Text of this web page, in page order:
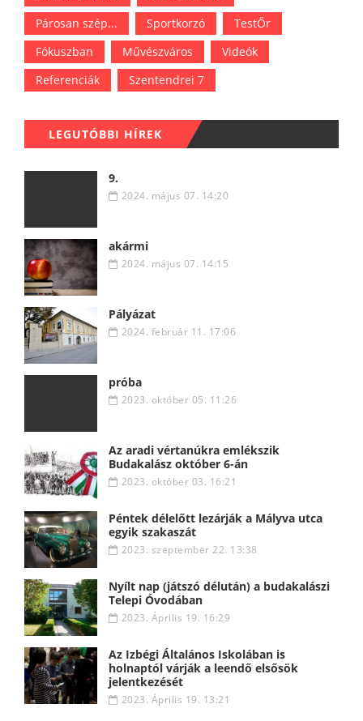
Párosan szép...
Sportkorzó
TestŐr
Fókuszban
Művészváros
Videók
Referenciák
Szentendrei 7
LEGUTÓBBI HÍREK
9.
2024. május 07. 14:20
akármi
2024. május 07. 14:15
Pályázat
2024. február 11. 17:06
próba
2023. október 05. 11:26
Az aradi vértanúkra emlékszik
Budakalász október 6-án
2023. október 03. 16:21
Péntek délelőtt lezárják a Mályva utca
egyik szakaszát
2023. szeptember 22. 13:38
Nyílt nap (játszó délután) a budakalászi
Telepi Óvodában
2023. Április 19. 16:29
Az Izbégi Általános Iskolában is
holnaptól várják a leendő elsősök
jelentkezését
2023. Április 19. 13:21